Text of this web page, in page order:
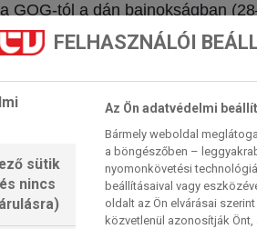
GOG-tól a dán bajnokságban (28
ellenfelünk szurkolói tóll, és
tudja nyújtani nekünk,
sokat jelentenek nekünk,
Rendkívüli eredmény lesz,
a norvégok beállója.
hogy az első meccsen
döntőbe, ahogy mi is.
meccs
, mint egy döntő, és
FELHASZNÁLÓI
sütik
nincs
Az Ön adatvédelmi
Bármely weboldal
a böngészőben –
nyomonkövetési
beállításaival vagy
oldalt az Ön elvárásai
közvetlenül azonosítják